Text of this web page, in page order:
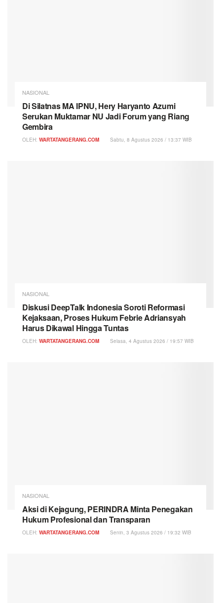
NASIONAL
Di Silatnas MA IPNU, Hery Haryanto Azumi
Serukan Muktamar NU Jadi Forum yang Riang
Gembira
OLEH: WARTATANGERANG.COM Sabtu, 8 Agustus 2026 / 13:37 WIB
NASIONAL
Diskusi DeepTalk Indonesia Soroti Reformasi
Kejaksaan, Proses Hukum Febrie Adriansyah
Harus Dikawal Hingga Tuntas
OLEH: WARTATANGERANG.COM Selasa, 4 Agustus 2026 / 19:57 WIB
NASIONAL
Aksi di Kejagung, PERINDRA Minta Penegakan
Hukum Profesional dan Transparan
OLEH: WARTATANGERANG.COM Senin, 3 Agustus 2026 / 19:32 WIB